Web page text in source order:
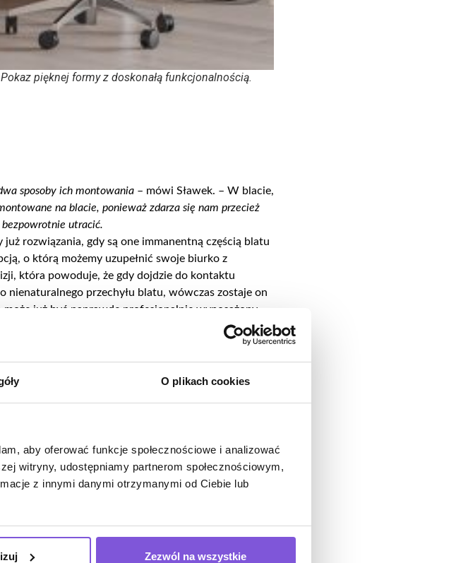
O plikach cookies
aby oferować funkcje społecznościowe i analizować
witryny, udostępniamy partnerom społecznościowym,
z innymi danymi otrzymanymi od Ciebie lub
Zezwól na wszystkie
pięknej formy z doskonałą funkcjonalnością.
sposoby ich montowania – mówi Sławek. – W blacie,
na blacie, ponieważ zdarza się nam przecież
utracić.
rozwiązania, gdy są one immanentną częścią blatu
o którą możemy uzupełnić swoje biurko z
która powoduje, że gdy dojdzie do kontaktu
nienaturalnego przechyłu blatu, wówczas zostaje on
już być naprawdę profesjonalnie wyposażony